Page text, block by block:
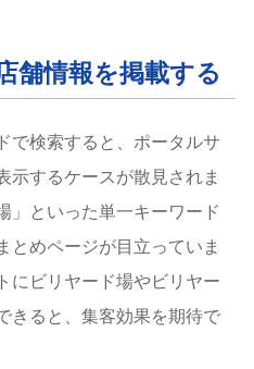
舗情報を掲載する
で検索すると、ポータルサ
示するケースが散見されま
」といった単一キーワード
とめページが目立っていま
にビリヤード場やビリヤー
きると、集客効果を期待で